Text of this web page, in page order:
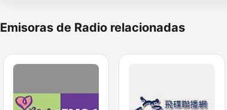
Emisoras de Radio relacionadas